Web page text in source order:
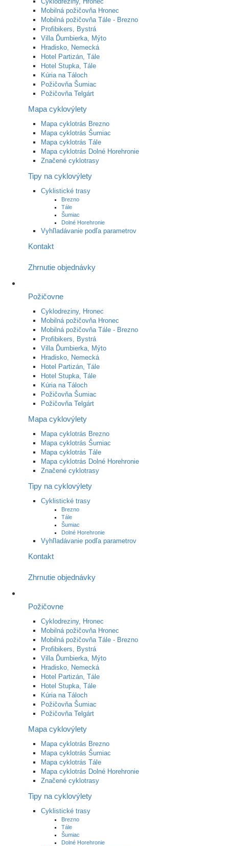
Mobilná požičovňa Hronec
Mobilná požičovňa Tále - Brezno
Profibikers, Bystrá
Villa Ďumbierka, Mýto
Hradisko, Nemecká
Hotel Partizán, Tále
Hotel Stupka, Tále
Kúria na Táloch
Požičovňa Šumiac
Požičovňa Telgárt
Mapa cyklovýlety
Mapa cyklotrás Brezno
Mapa cyklotrás Šumiac
Mapa cyklotrás Tále
Mapa cyklotrás Dolné Horehronie
Značené cyklotrasy
Tipy na cyklovýlety
Cyklistické trasy
Brezno
Tále
Šumiac
Dolné Horehronie
Vyhľladávanie podľa parametrov
Kontakt
Zhrnutie objednávky
Požičovne
Cyklodreziny, Hronec
Mobilná požičovňa Hronec
Mobilná požičovňa Tále - Brezno
Profibikers, Bystrá
Villa Ďumbierka, Mýto
Hradisko, Nemecká
Hotel Partizán, Tále
Hotel Stupka, Tále
Kúria na Táloch
Požičovňa Šumiac
Požičovňa Telgárt
Mapa cyklovýlety
Mapa cyklotrás Brezno
Mapa cyklotrás Šumiac
Mapa cyklotrás Tále
Mapa cyklotrás Dolné Horehronie
Značené cyklotrasy
Tipy na cyklovýlety
Cyklistické trasy
Brezno
Tále
Šumiac
Dolné Horehronie
Vyhľladávanie podľa parametrov
Kontakt
Zhrnutie objednávky
Požičovne
Cyklodreziny, Hronec
Mobilná požičovňa Hronec
Mobilná požičovňa Tále - Brezno
Profibikers, Bystrá
Villa Ďumbierka, Mýto
Hradisko, Nemecká
Hotel Partizán, Tále
Hotel Stupka, Tále
Kúria na Táloch
Požičovňa Šumiac
Požičovňa Telgárt
Mapa cyklovýlety
Mapa cyklotrás Brezno
Mapa cyklotrás Šumiac
Mapa cyklotrás Tále
Mapa cyklotrás Dolné Horehronie
Značené cyklotrasy
Tipy na cyklovýlety
Cyklistické trasy
Brezno
Tále
Šumiac
Dolné Horehronie